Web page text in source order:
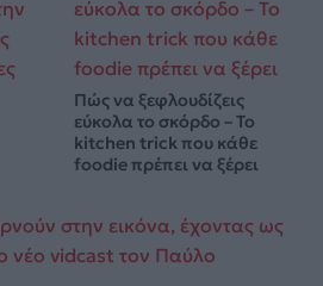
Πώς να ξεφλουδίζεις
εύκολα το σκόρδο – Το
kitchen trick που κάθε
foodie πρέπει να ξέρει